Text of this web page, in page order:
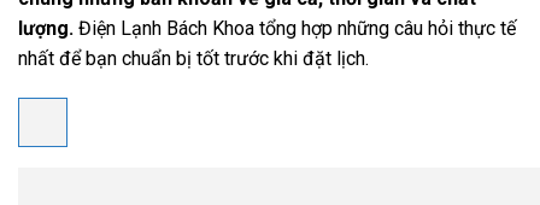
lượng. Điện Lạnh Bách Khoa tổng hợp những câu hỏi thực tế
nhất để bạn chuẩn bị tốt trước khi đặt lịch.